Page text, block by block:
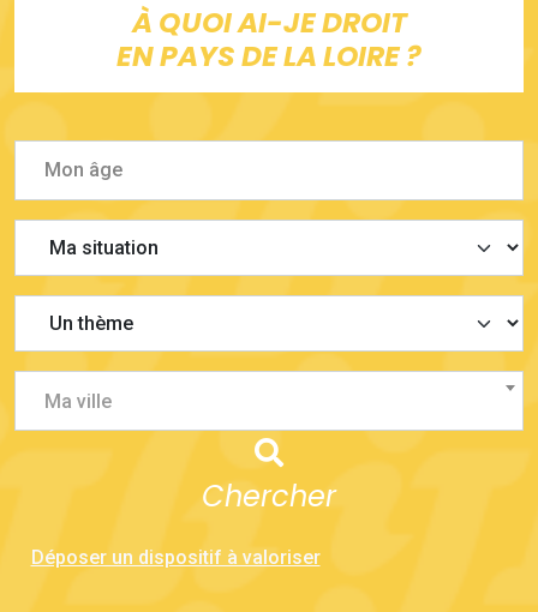
À QUOI AI-JE DROIT
EN PAYS DE LA LOIRE ?
Ma ville
Chercher
Déposer un dispositif à valoriser